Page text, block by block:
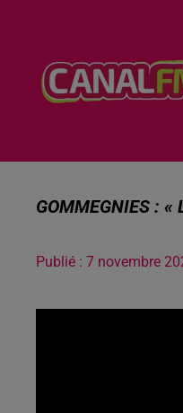
GOMMEGNIES : «
Publié : 7 novembre